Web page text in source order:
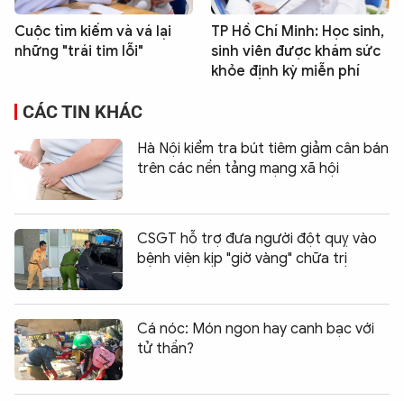
Cuộc tìm kiếm và vá lại
những "trái tim lỗi"
TP Hồ Chí Minh: Học sinh,
sinh viên được khám sức
khỏe định kỳ miễn phí
CÁC TIN KHÁC
Hà Nội kiểm tra bút tiêm giảm cân bán
trên các nền tảng mạng xã hội
CSGT hỗ trợ đưa người đột quỵ vào
bệnh viện kịp "giờ vàng" chữa trị
Cá nóc: Món ngon hay canh bạc với
tử thần?